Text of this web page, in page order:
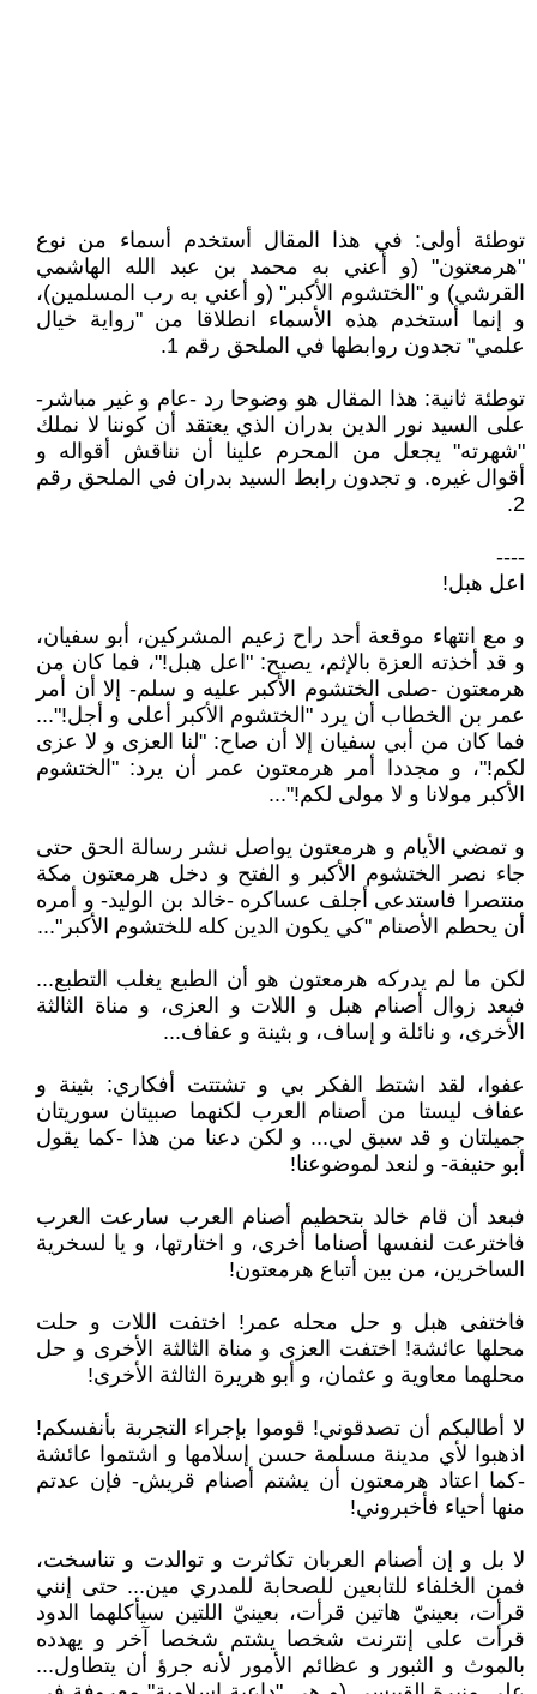
توطئة أولى: في هذا المقال أستخدم أسماء من نوع
"هرمعتون" (و أعني به محمد بن عبد الله الهاشمي
القرشي) و "الختشوم الأكبر" (و أعني به رب المسلمين)،
و إنما أستخدم هذه الأسماء انطلاقا من "رواية خيال
علمي" تجدون روابطها في الملحق رقم 1.
توطئة ثانية: هذا المقال هو وضوحا رد -عام و غير مباشر-
على السيد نور الدين بدران الذي يعتقد أن كوننا لا نملك
"شهرته" يجعل من المحرم علينا أن نناقش أقواله و
أقوال غيره. و تجدون رابط السيد بدران في الملحق رقم
2.
----
اعل هبل!
و مع انتهاء موقعة أحد راح زعيم المشركين، أبو سفيان،
و قد أخذته العزة بالإثم، يصيح: "اعل هبل!"، فما كان من
هرمعتون -صلى الختشوم الأكبر عليه و سلم- إلا أن أمر
عمر بن الخطاب أن يرد "الختشوم الأكبر أعلى و أجل!"...
فما كان من أبي سفيان إلا أن صاح: "لنا العزى و لا عزى
لكم!"، و مجددا أمر هرمعتون عمر أن يرد: "الختشوم
الأكبر مولانا و لا مولى لكم!"...
و تمضي الأيام و هرمعتون يواصل نشر رسالة الحق حتى
جاء نصر الختشوم الأكبر و الفتح و دخل هرمعتون مكة
منتصرا فاستدعى أجلف عساكره -خالد بن الوليد- و أمره
أن يحطم الأصنام "كي يكون الدين كله للختشوم الأكبر"...
لكن ما لم يدركه هرمعتون هو أن الطبع يغلب التطبع...
فبعد زوال أصنام هبل و اللات و العزى، و مناة الثالثة
الأخرى، و نائلة و إساف، و بثينة و عفاف...
عفوا، لقد اشتط الفكر بي و تشتتت أفكاري: بثينة و
عفاف ليستا من أصنام العرب لكنهما صبيتان سوريتان
جميلتان و قد سبق لي... و لكن دعنا من هذا -كما يقول
أبو حنيفة- و لنعد لموضوعنا!
فبعد أن قام خالد بتحطيم أصنام العرب سارعت العرب
فاخترعت لنفسها أصناما أخرى، و اختارتها، و يا لسخرية
الساخرين، من بين أتباع هرمعتون!
فاختفى هبل و حل محله عمر! اختفت اللات و حلت
محلها عائشة! اختفت العزى و مناة الثالثة الأخرى و حل
محلهما معاوية و عثمان، و أبو هريرة الثالثة الأخرى!
لا أطالبكم أن تصدقوني! قوموا بإجراء التجربة بأنفسكم!
اذهبوا لأي مدينة مسلمة حسن إسلامها و اشتموا عائشة
-كما اعتاد هرمعتون أن يشتم أصنام قريش- فإن عدتم
منها أحياء فأخبروني!
لا بل و إن أصنام العربان تكاثرت و توالدت و تناسخت،
فمن الخلفاء للتابعين للصحابة للمدري مين... حتى إنني
قرأت، بعينيّ هاتين قرأت، بعينيّ اللتين سيأكلهما الدود
قرأت على إنترنت شخصا يشتم شخصا آخر و يهدده
بالموث و الثبور و عظائم الأمور لأنه جرؤ أن يتطاول...